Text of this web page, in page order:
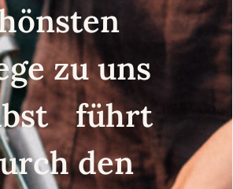
zu uns
führt
den